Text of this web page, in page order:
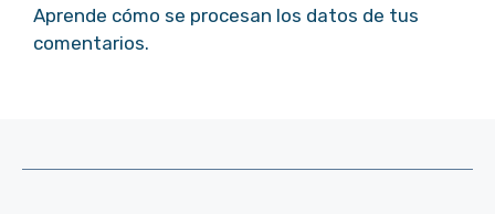
Aprende cómo se procesan los datos de tus
comentarios.